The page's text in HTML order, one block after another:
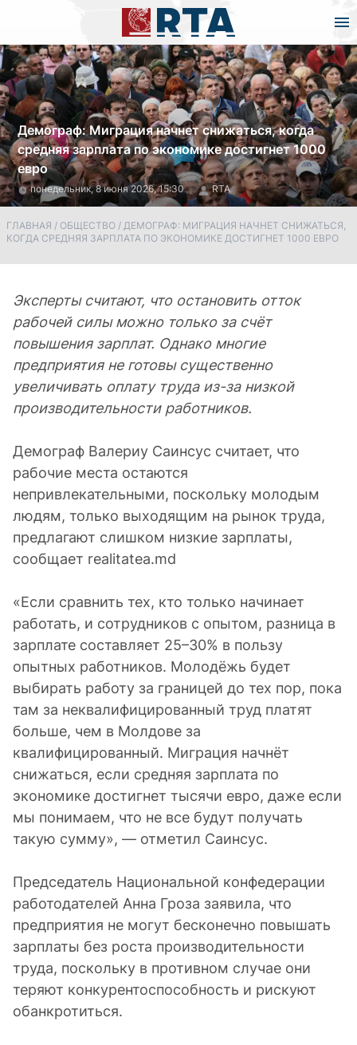
Демограф: Миграция начнет снижаться, когда
средняя зарплата по экономике достигнет 1000
евро
понедельник, 8 июня 2026, 15:30 RTA
ГЛАВНАЯ / ОБЩЕСТВО / ДЕМОГРАФ: МИГРАЦИЯ НАЧНЕТ СНИЖАТЬСЯ,
КОГДА СРЕДНЯЯ ЗАРПЛАТА ПО ЭКОНОМИКЕ ДОСТИГНЕТ 1000 ЕВРО
Эксперты считают, что остановить отток
рабочей силы можно только за счёт
повышения зарплат. Однако многие
предприятия не готовы существенно
увеличивать оплату труда из-за низкой
производительности работников.
Демограф Валериу Саинсус считает, что
рабочие места остаются
непривлекательными, поскольку молодым
людям, только выходящим на рынок труда,
предлагают слишком низкие зарплаты,
сообщает realitatea.md
«Если сравнить тех, кто только начинает
работать, и сотрудников с опытом, разница в
зарплате составляет 25–30% в пользу
опытных работников. Молодёжь будет
выбирать работу за границей до тех пор, пока
там за неквалифицированный труд платят
больше, чем в Молдове за
квалифицированный. Миграция начнёт
снижаться, если средняя зарплата по
экономике достигнет тысячи евро, даже если
мы понимаем, что не все будут получать
такую сумму», — отметил Саинсус.
Председатель Национальной конфедерации
работодателей Анна Гроза заявила, что
предприятия не могут бесконечно повышать
зарплаты без роста производительности
труда, поскольку в противном случае они
теряют конкурентоспособность и рискуют
обанкротиться.